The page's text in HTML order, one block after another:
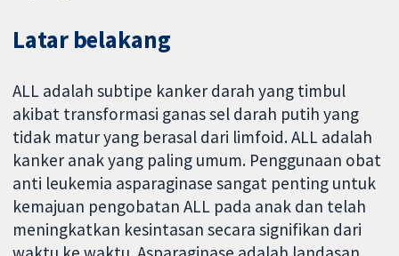
Latar belakang
ALL adalah subtipe kanker darah yang timbul
akibat transformasi ganas sel darah putih yang
tidak matur yang berasal dari limfoid. ALL adalah
kanker anak yang paling umum. Penggunaan obat
anti leukemia asparaginase sangat penting untuk
kemajuan pengobatan ALL pada anak dan telah
meningkatkan kesintasan secara signifikan dari